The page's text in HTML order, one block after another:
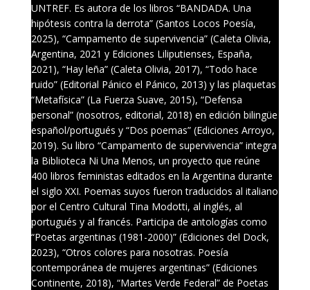
UNTREF. Es autora de los libros “BANDADA. Una
hipótesis contra la derrota” (Santos Locos Poesía,
2025), “Campamento de supervivencia” (Caleta Olivia,
Argentina, 2021 y Ediciones Liliputienses, España,
2021), “Hay leña” (Caleta Olivia, 2017), “Todo hace
ruido” (Editorial Pánico el Pánico, 2013) y las plaquetas
“Metafísica” (La Fuerza Suave, 2015), “Defensa
personal” (nosotros, editorial, 2018) en edición bilingüe
español/portugués y “Dos poemas” (Ediciones Arroyo,
2019). Su libro “Campamento de supervivencia” integra
la Biblioteca Ni Una Menos, un proyecto que reúne
400 libros feministas editados en la Argentina durante
el siglo XXI. Poemas suyos fueron traducidos al italiano
por el Centro Cultural Tina Modotti, al inglés, al
portugués y al francés. Participa de antologías como
“Poetas argentinas (1981-2000)” (Ediciones del Dock,
2023), “Otros colores para nosotras. Poesía
contemporánea de mujeres argentinas” (Ediciones
Continente, 2018), “Martes Verde Federal” de Poetas